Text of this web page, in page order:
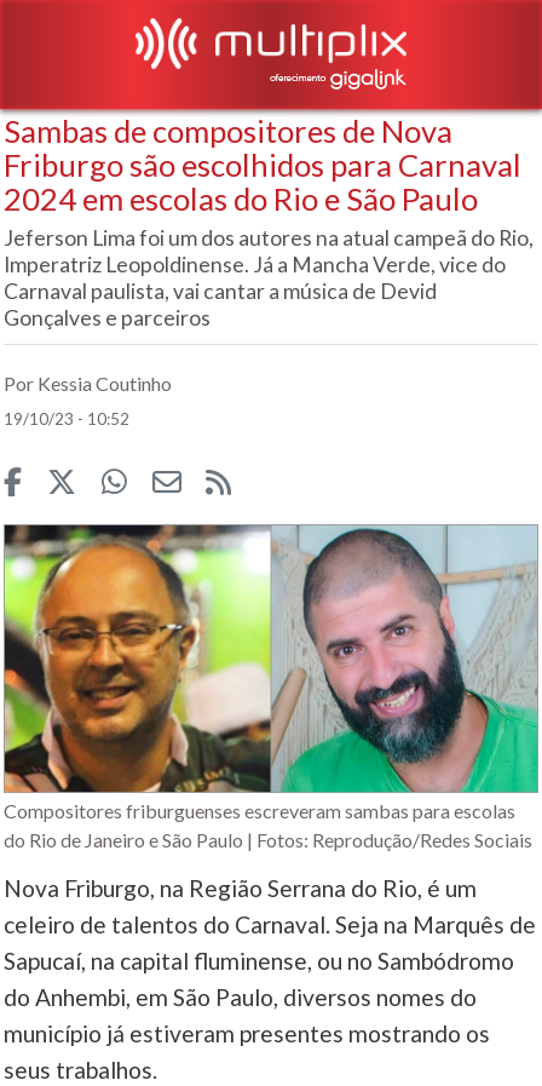
Sambas de compositores de Nova
Friburgo são escolhidos para Carnaval
2024 em escolas do Rio e São Paulo
Jeferson Lima foi um dos autores na atual campeã do Rio,
Imperatriz Leopoldinense. Já a Mancha Verde, vice do
Carnaval paulista, vai cantar a música de Devid
Gonçalves e parceiros
Por Kessia Coutinho
19/10/23 - 10:52
Compositores friburguenses escreveram sambas para escolas
do Rio de Janeiro e São Paulo | Fotos: Reprodução/Redes Sociais
Nova Friburgo, na Região Serrana do Rio, é um
celeiro de talentos do Carnaval. Seja na Marquês de
Sapucaí, na capital fluminense, ou no Sambódromo
do Anhembi, em São Paulo, diversos nomes do
município já estiveram presentes mostrando os
seus trabalhos.